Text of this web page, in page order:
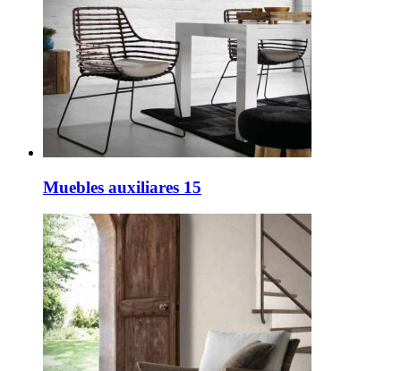
Muebles auxiliares 15